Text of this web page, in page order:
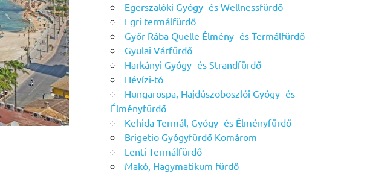
Egerszalóki Gyógy- és Wellnessfürdő
Egri termálfürdő
Győr Rába Quelle Élmény- és Termálfürdő
Gyulai Várfürdő
Harkányi Gyógy- és Strandfürdő
Hévízi-tó
Hungarospa, Hajdúszoboszlói Gyógy- és
Élményfürdő
Kehida Termál, Gyógy- és Élményfürdő
Brigetio Gyógyfürdő Komárom
Lenti Termálfürdő
Makó, Hagymatikum fürdő